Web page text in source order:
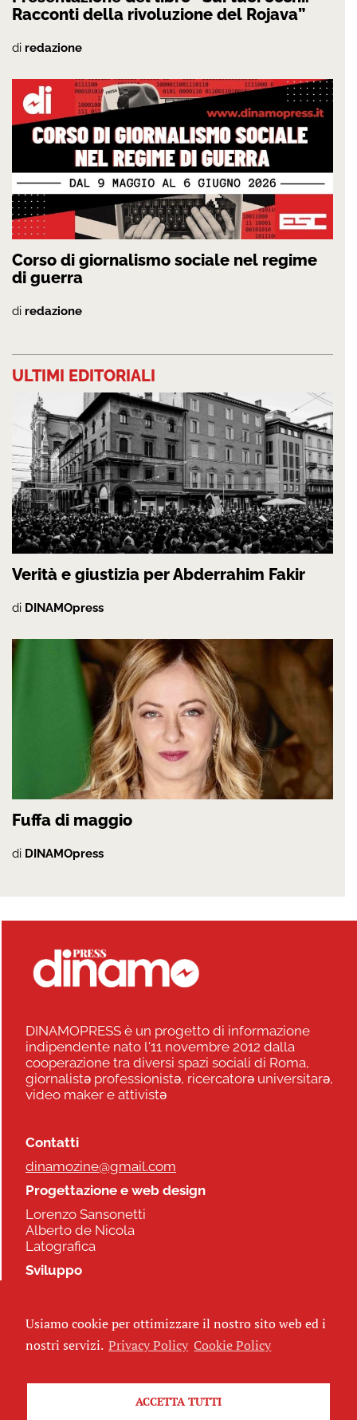
Racconti della rivoluzione del Rojava”
di redazione
Corso di giornalismo sociale nel regime
di guerra
di redazione
ULTIMI EDITORIALI
Verità e giustizia per Abderrahim Fakir
di DINAMOpress
Fuffa di maggio
di DINAMOpress
DINAMOPRESS è un progetto di informazione
indipendente nato l'11 novembre 2012 dalla
cooperazione tra diversi spazi sociali di Roma,
giornalistə professionistə, ricercatorə universitarə,
video maker e attivistə
Contatti
dinamozine@gmail.com
Progettazione e web design
Lorenzo Sansonetti
Alberto de Nicola
Latografica
Sviluppo
Seguici
Usiamo cookie per ottimizzare il nostro sito web ed i
nostri servizi. Privacy Policy Cookie Policy
ACCETTA TUTTI